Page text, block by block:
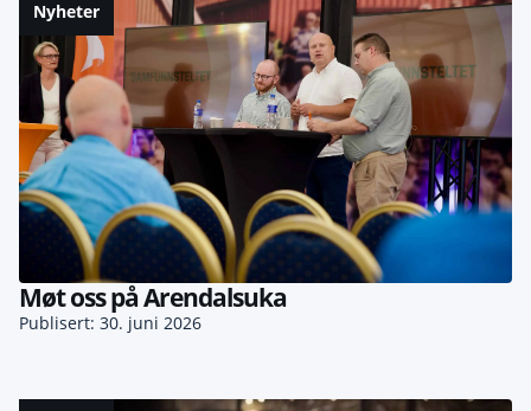
Nyheter
Møt oss på Arendalsuka
Publisert: 30. juni 2026